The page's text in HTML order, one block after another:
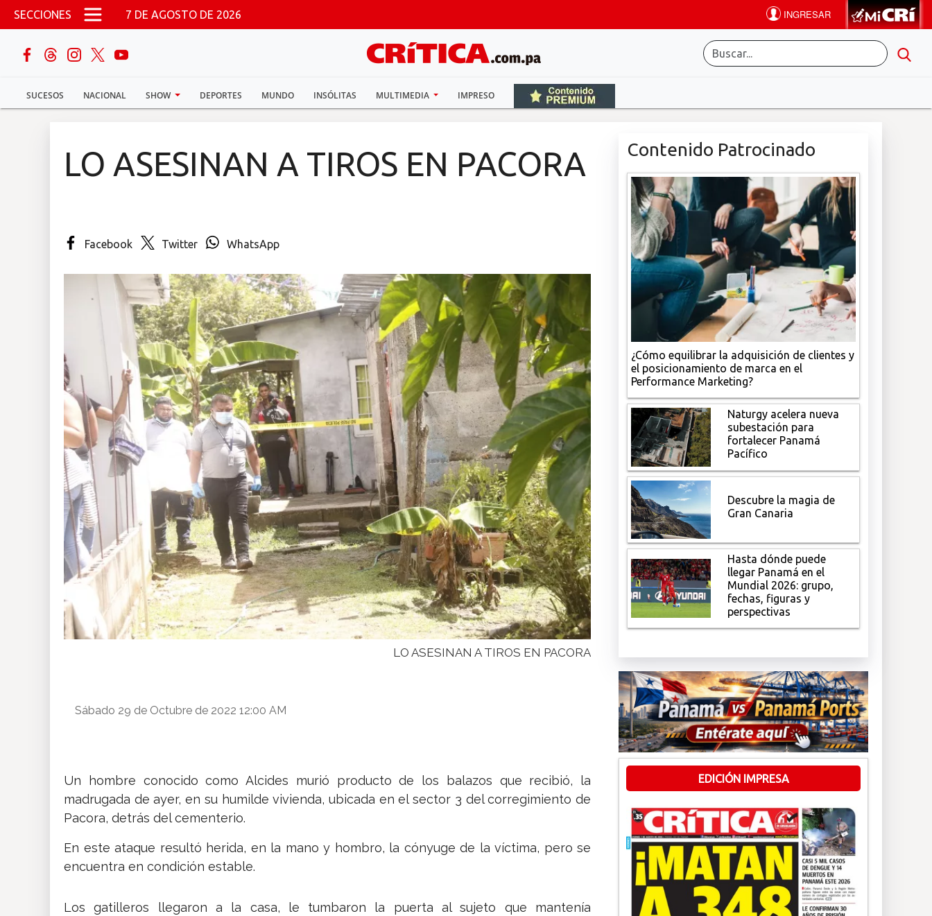
Pasar al contenido principal
SECCIONES 7 DE AGOSTO DE 2026
SUCESOS NACIONAL SHOW DEPORTES MUNDO INSÓLITAS MULTIMEDIA IMPRESO
buscar
Sucesos
Multimedia
LO ASESINAN A TIROS EN PACORA
Facebook Twitter WhatsApp
LO ASESINAN A TIROS EN PACORA
Sábado 29 de Octubre de 2022 12:00 AM
Un hombre conocido como Alcides murió producto de los balazos que recibió, la
madrugada de ayer, en su humilde vivienda, ubicada en el sector 3 del corregimiento de
Pacora, detrás del cementerio.
En este ataque resultó herida, en la mano y hombro, la cónyuge de la víctima, pero se
encuentra en condición estable.
Los gatilleros llegaron a la casa, le tumbaron la puerta al sujeto que mantenía
Contenido Patrocinado
¿Cómo equilibrar la adquisición de clientes y
el posicionamiento de marca en el
Performance Marketing?
Naturgy acelera nueva
subestación para
fortalecer Panamá
Pacífico
Descubre la magia de
Gran Canaria
Hasta dónde puede
llegar Panamá en el
Mundial 2026: grupo,
fechas, figuras y
perspectivas
EDICIÓN IMPRESA